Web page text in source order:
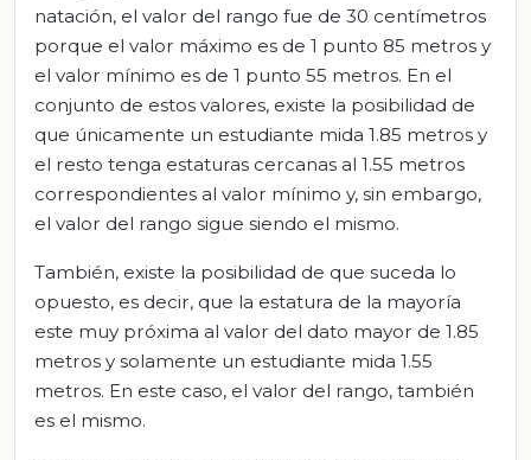
natación, el valor del rango fue de 30 centímetros
porque el valor máximo es de 1 punto 85 metros y
el valor mínimo es de 1 punto 55 metros. En el
conjunto de estos valores, existe la posibilidad de
que únicamente un estudiante mida 1.85 metros y
el resto tenga estaturas cercanas al 1.55 metros
correspondientes al valor mínimo y, sin embargo,
el valor del rango sigue siendo el mismo.
También, existe la posibilidad de que suceda lo
opuesto, es decir, que la estatura de la mayoría
este muy próxima al valor del dato mayor de 1.85
metros y solamente un estudiante mida 1.55
metros. En este caso, el valor del rango, también
es el mismo.